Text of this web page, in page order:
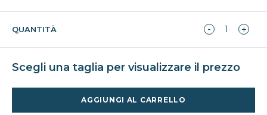
QUANTITÀ
Scegli una taglia per visualizzare il prezzo
AGGIUNGI AL CARRELLO